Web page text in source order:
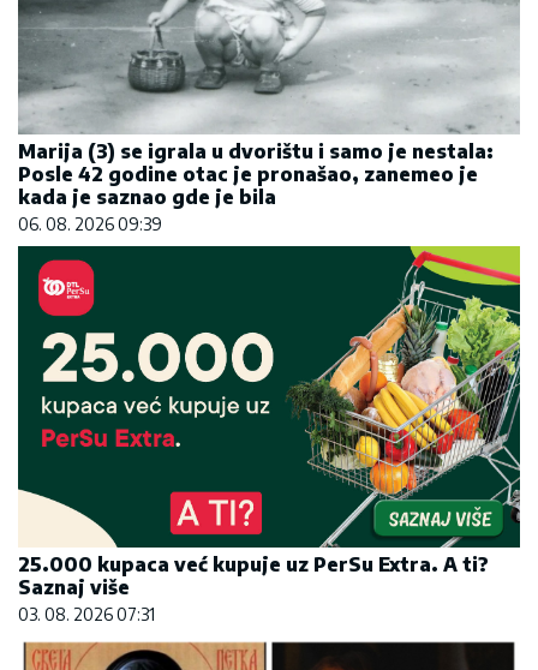
Marija (3) se igrala u dvorištu i samo je nestala:
Posle 42 godine otac je pronašao, zanemeo je
kada je saznao gde je bila
06. 08. 2026 09:39
25.000 kupaca već kupuje uz PerSu Extra. A ti?
Saznaj više
03. 08. 2026 07:31